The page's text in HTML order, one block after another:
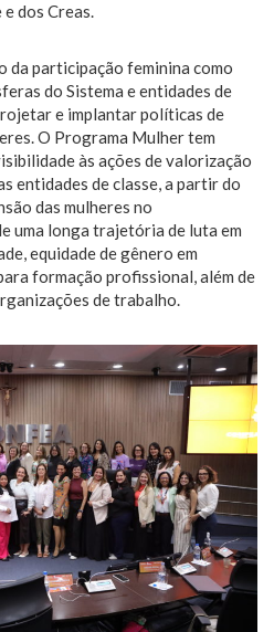
dos Creas.
da participação feminina como
do Sistema e entidades de
e implantar políticas de
O Programa Mulher tem
às ações de valorização
entidades de classe, a partir do
das mulheres no
uma longa trajetória de luta em
equidade de gênero em
formação profissional, além de
de trabalho.